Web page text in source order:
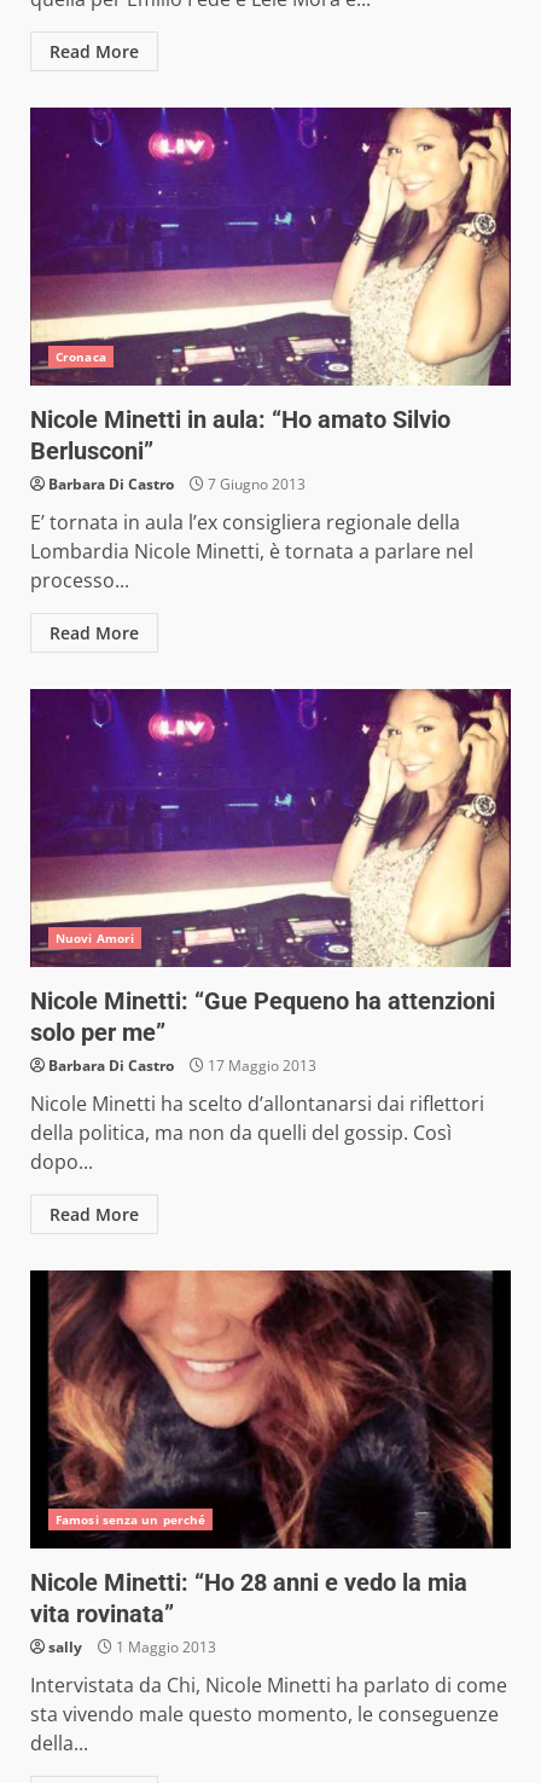
Read More
Cronaca
Nicole Minetti in aula: “Ho amato Silvio
Berlusconi”
Barbara Di Castro 7 Giugno 2013
E’ tornata in aula l’ex consigliera regionale della
Lombardia Nicole Minetti, è tornata a parlare nel
processo...
Read More
Nuovi Amori
Nicole Minetti: “Gue Pequeno ha attenzioni
solo per me”
Barbara Di Castro 17 Maggio 2013
Nicole Minetti ha scelto d’allontanarsi dai riflettori
della politica, ma non da quelli del gossip. Così
dopo...
Read More
Famosi senza un perché
Nicole Minetti: “Ho 28 anni e vedo la mia
vita rovinata”
sally 1 Maggio 2013
Intervistata da Chi, Nicole Minetti ha parlato di come
sta vivendo male questo momento, le conseguenze
della...